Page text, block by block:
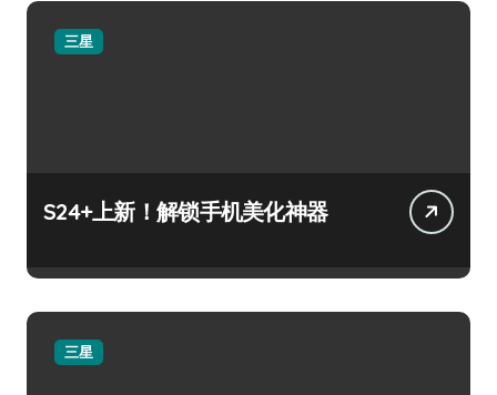
三星
S24+上新！解锁手机美化神器
三星